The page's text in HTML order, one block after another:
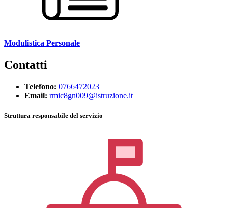
Modulistica Personale
Contatti
Telefono: 0766472023
Email: rmic8gn009@istruzione.it
Struttura responsabile del servizio